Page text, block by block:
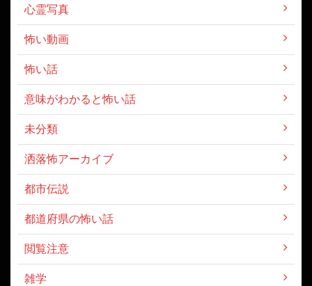
心霊写真
怖い動画
怖い話
意味がわかると怖い話
未分類
洒落怖アーカイブ
都市伝説
都道府県の怖い話
閲覧注意
雑学